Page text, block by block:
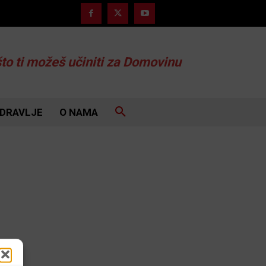
ti možeš učiniti za Domovinu
O NAMA